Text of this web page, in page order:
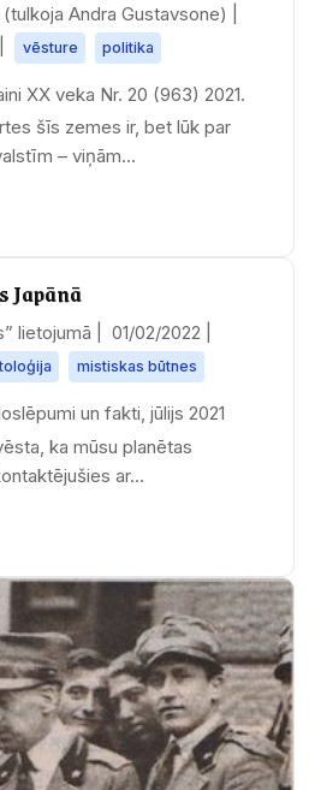
Andra Gustavsone) |
vēsture politika
XX veka Nr. 20 (963) 2021.
šīs zemes ir, bet lūk par
– viņām…
Japānā
lietojumā | 01/02/2022
mistiskas būtnes
un fakti, jūlijs 2021
ka mūsu planētas
ar…